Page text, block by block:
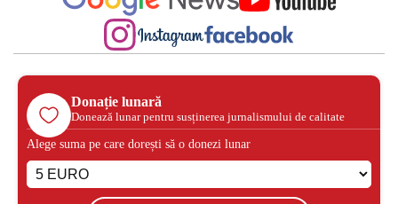
Donație lunară
Donează lunar pentru susținerea jurnalismului de calitate
Alege suma pe care dorești să o donezi lunar